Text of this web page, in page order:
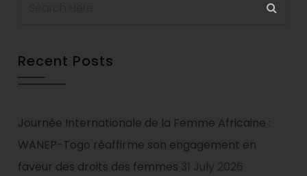
Recent Posts
Journée Internationale de la Femme Africaine :
WANEP-Togo réaffirme son engagement en
faveur des droits des femmes 31 July 2026